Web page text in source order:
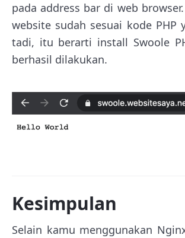
pada address bar di web
website sudah sesuai kode PHP
tadi, itu berarti install Swoole
berhasil dilakukan.
Kesimpulan
Selain kamu menggunakan